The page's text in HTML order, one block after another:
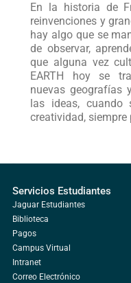
En la historia de
reinvenciones y
hay algo que se
de observar,
que alguna vez
EARTH hoy se
nuevas geografías
las ideas,
creatividad, siempre
Servicios Estudiantes
Jaguar Estudiantes
Biblioteca
Pagos
Campus Virtual
Intranet
Correo Electrónico